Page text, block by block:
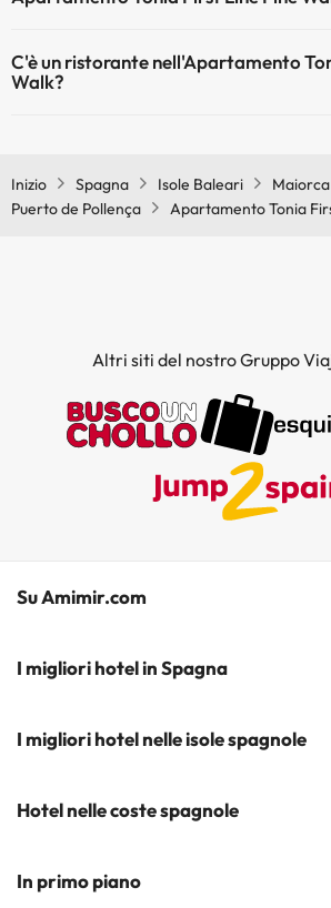
Walk.
C'è un ristorante nell'Apartamento
Walk?
Inizio Spagna Isole Baleari
Puerto de Pollença
Apartamento Tonia
Altri siti del nostro Gruppo
Su Amimir.com
Il Nostro Team
Iscrivetevi alla nostra newsletter
I migliori hotel in Spagna
Hotel a Salou
Hotel a Cádiz
I migliori hotel nelle isole spagnole
Hotel a Tenerife
Hotel a Maiorca
Hotel nelle coste spagnole
Costa del Sol
In primo piano